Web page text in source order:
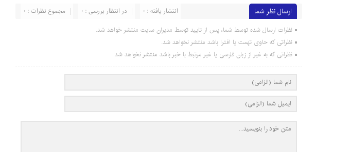
ارسال نظر شما مجموع نظرات : 0 در انتظار بررسی : 0 انتشار یافته : 0
نظرات ارسال شده توسط شما، پس از تایید توسط مدیران سایت منتشر خواهد شد.
نظراتی که حاوی تهمت یا افترا باشد منتشر نخواهد شد.
نظراتی که به غیر از زبان فارسی یا غیر مرتبط با خبر باشد منتشر نخواهد شد.